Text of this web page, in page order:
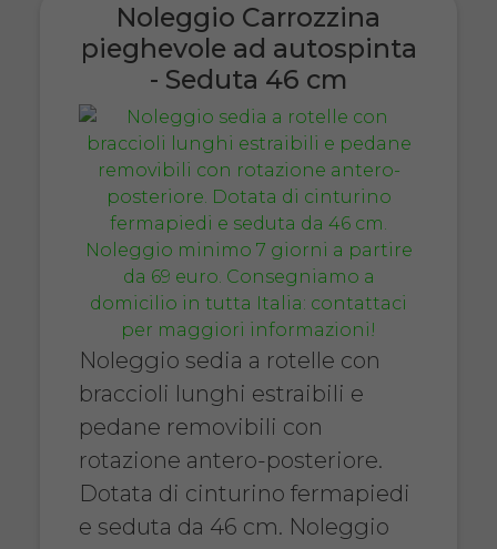
Noleggio Carrozzina
pieghevole ad autospinta
- Seduta 46 cm
Noleggio sedia a rotelle con
braccioli lunghi estraibili e
pedane removibili con
rotazione antero-posteriore.
Dotata di cinturino fermapiedi
e seduta da 46 cm. Noleggio